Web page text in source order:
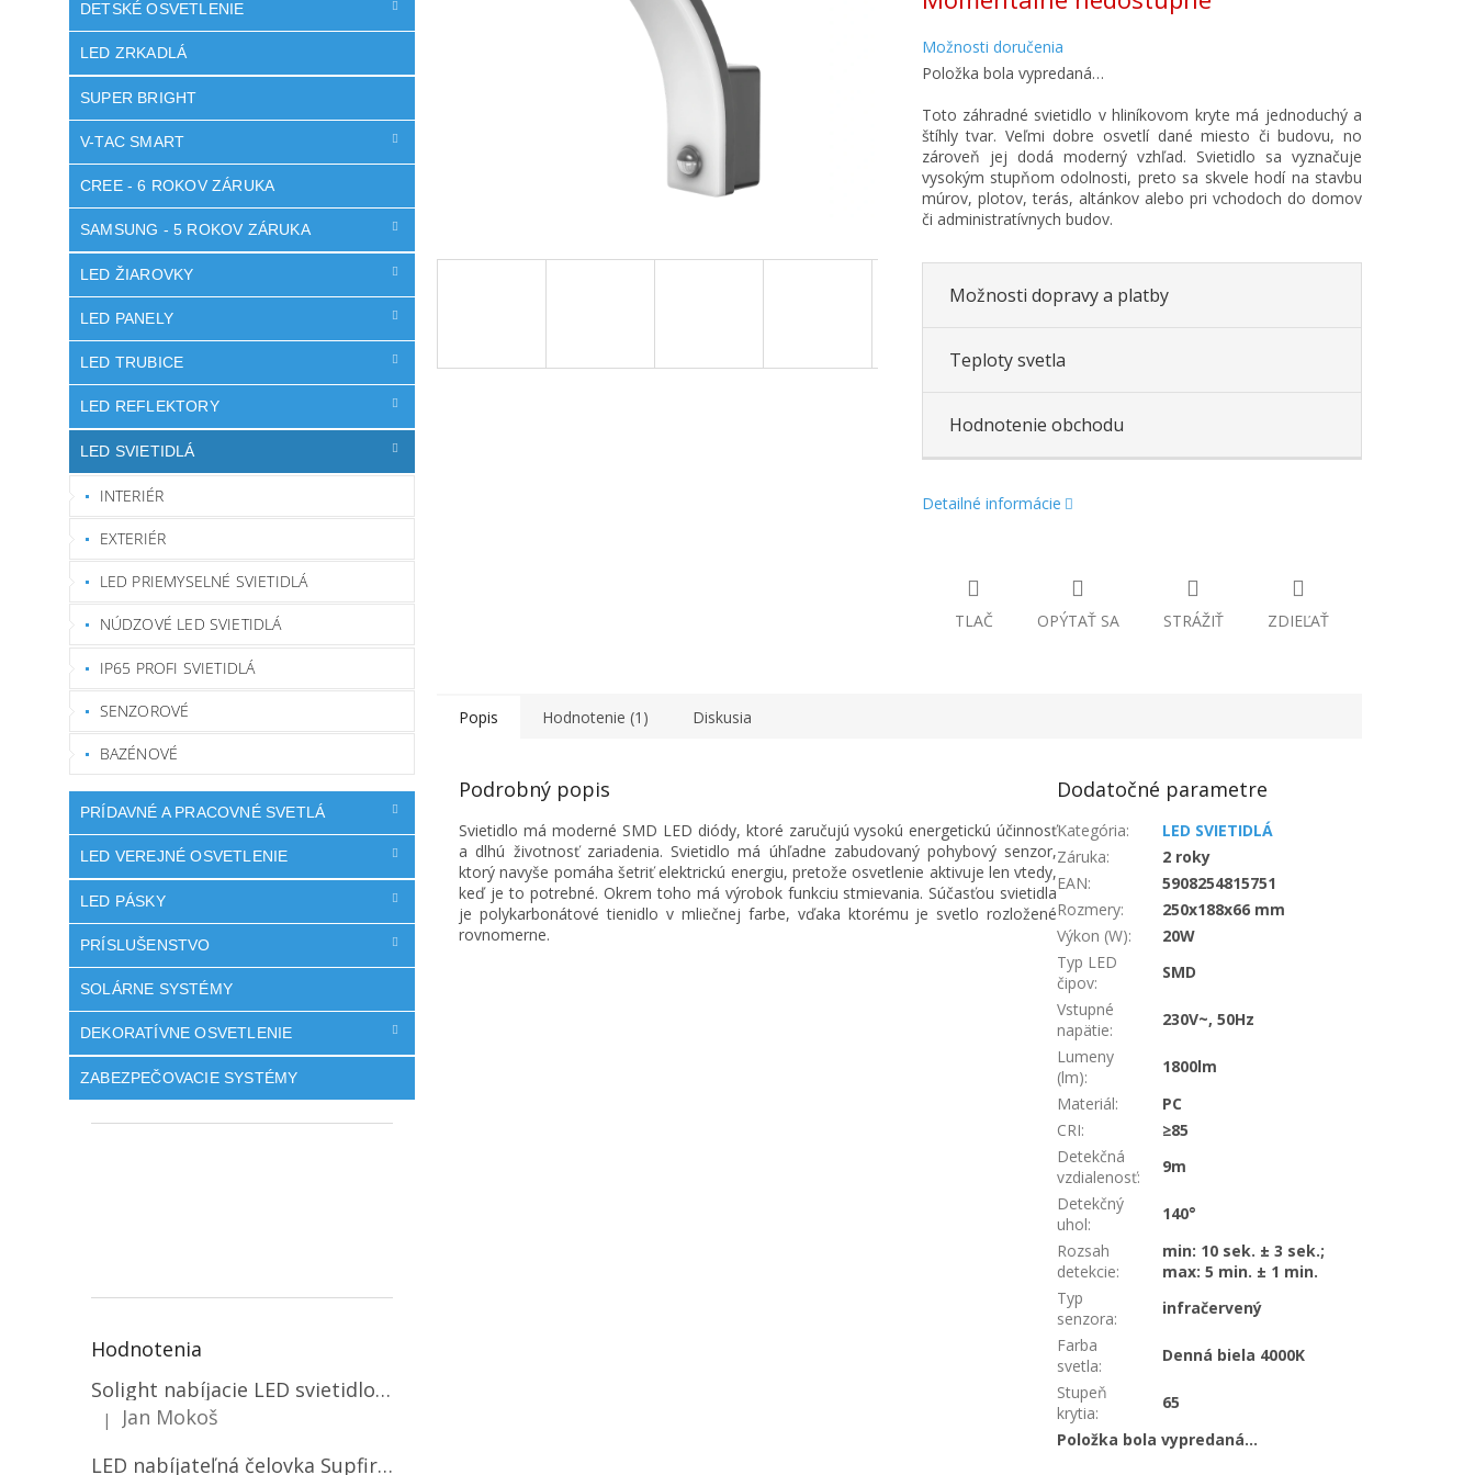
DETSKÉ OSVETLENIE
LED ZRKADLÁ
SUPER BRIGHT
V-TAC SMART
CREE - 6 ROKOV ZÁRUKA
SAMSUNG - 5 ROKOV ZÁRUKA
LED ŽIAROVKY
LED PANELY
LED TRUBICE
LED REFLEKTORY
LED SVIETIDLÁ
INTERIÉR
EXTERIÉR
LED PRIEMYSELNÉ SVIETIDLÁ
NÚDZOVÉ LED SVIETIDLÁ
IP65 PROFI SVIETIDLÁ
SENZOROVÉ
BAZÉNOVÉ
PRÍDAVNÉ A PRACOVNÉ SVETLÁ
LED VEREJNÉ OSVETLENIE
LED PÁSKY
PRÍSLUŠENSTVO
SOLÁRNE SYSTÉMY
DEKORATÍVNE OSVETLENIE
ZABEZPEČOVACIE SYSTÉMY
Hodnotenia
Solight nabíjacie LED svietidlo, 600lm, 2200mAh Li-Ion, USB nabíjanie [WN22]
Hodnotenie produktu je 5 z 5 hviezdičiek.
|
Jan Mokoš
LED nabíjateľná čelovka Supfire HL06, 3 módy + SOS + senzor, nabíjanie cez Micro-USB, 5W, 500lm, 300m
Možnosti doručenia
Položka bola vypredaná…
Toto záhradné svietidlo v hliníkovom kryte má jednoduchý a
štíhly tvar. Veľmi dobre osvetlí dané miesto či budovu, no
zároveň jej dodá moderný vzhľad. Svietidlo sa vyznačuje
vysokým stupňom odolnosti, preto sa skvele hodí na stavbu
múrov, plotov, terás, altánkov alebo pri vchodoch do domov
či administratívnych budov.
Možnosti dopravy a platby
Teploty svetla
Hodnotenie obchodu
Detailné informácie
TLAČ OPÝTAŤ SA STRÁŽIŤ ZDIEĽAŤ
Popis Hodnotenie (1) Diskusia
Podrobný popis
Svietidlo má moderné SMD LED diódy, ktoré zaručujú vysokú energetickú účinnosť
a dlhú životnosť zariadenia. Svietidlo má úhľadne zabudovaný pohybový senzor,
ktorý navyše pomáha šetriť elektrickú energiu, pretože osvetlenie aktivuje len vtedy,
keď je to potrebné. Okrem toho má výrobok funkciu stmievania. Súčasťou svietidla
je polykarbonátové tienidlo v mliečnej farbe, vďaka ktorému je svetlo rozložené
rovnomerne.
Dodatočné parametre
Kategória:
LED SVIETIDLÁ
Záruka:
2 roky
EAN:
5908254815751
Rozmery:
250x188x66 mm
Výkon (W):
20W
Typ LED
čipov:
SMD
Vstupné
napätie:
230V~, 50Hz
Lumeny
(lm):
1800lm
Materiál:
PC
CRI:
≥85
Detekčná
vzdialenosť:
9m
Detekčný
uhol:
140°
Rozsah
detekcie:
min: 10 sek. ± 3 sek.;
max: 5 min. ± 1 min.
Typ
senzora:
infračervený
Farba
svetla:
Denná biela 4000K
Stupeň
krytia:
65
Položka bola vypredaná…